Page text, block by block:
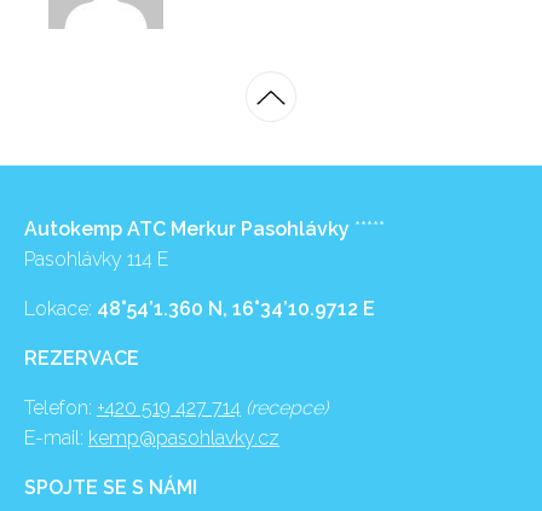
Autokemp ATC Merkur Pasohlávky *****
Pasohlávky 114 E
Lokace: 48°54’1.360 N, 16°34’10.9712 E
REZERVACE
Telefon: +420 519 427 714 (recepce)
E-mail: kemp@pasohlavky.cz
SPOJTE SE S NÁMI